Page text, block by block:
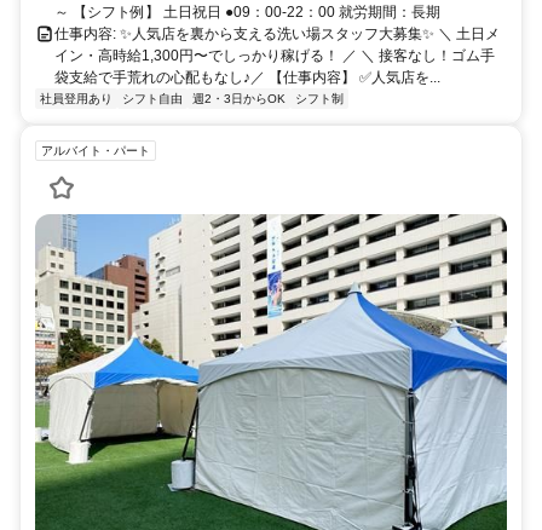
～ 【シフト例】 土日祝日 ●09：00-22：00 就労期間：長期
仕事内容: ✨人気店を裏から支える洗い場スタッフ大募集✨ ＼ 土日メ
イン・高時給1,300円〜でしっかり稼げる！ ／ ＼ 接客なし！ゴム手
袋支給で手荒れの心配もなし♪／ 【仕事内容】 ✅️人気店を...
社員登用あり シフト自由 週2・3日からOK シフト制
アルバイト・パート